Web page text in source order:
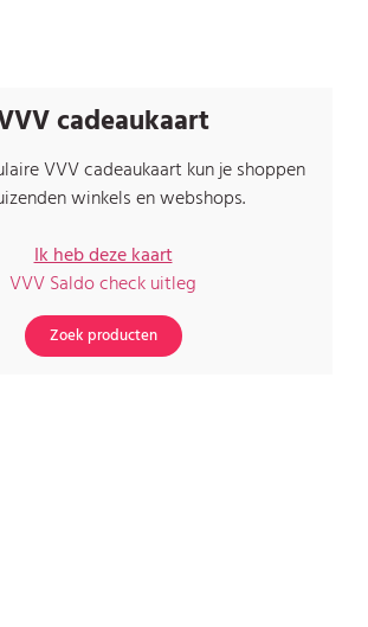
cadeaukaart
VVV cadeaukaart kun je shoppen
winkels en webshops.
Ik heb deze kaart
VVV Saldo check uitleg
Zoek producten